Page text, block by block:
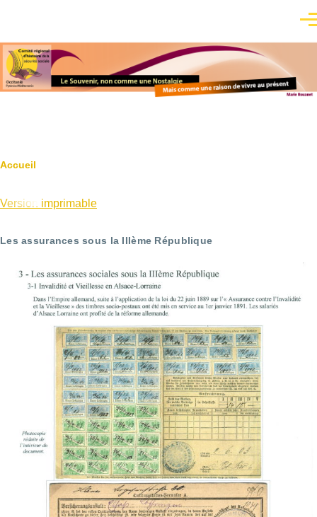
Fil
d'Ariane
Accueil
Version imprimable
Les assurances sous la IIIème République